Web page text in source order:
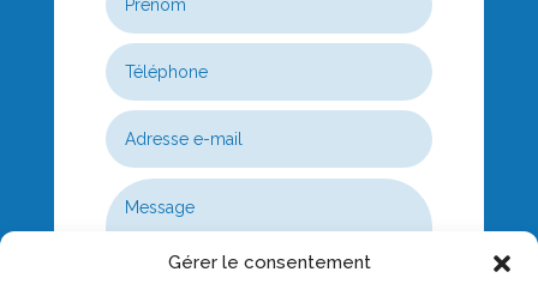
Gérer le consentement